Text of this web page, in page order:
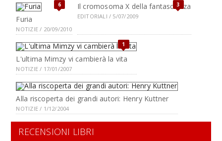
6
Furia
NOTIZIE / 20/09/2010
3
Il cromosoma X della fantascienza
EDITORIALI / 5/07/2009
1
L'ultima Mimzy vi cambierà la vita
NOTIZIE / 17/01/2007
Alla riscoperta dei grandi autori: Henry Kuttner
NOTIZIE / 1/12/2004
RECENSIONI LIBRI